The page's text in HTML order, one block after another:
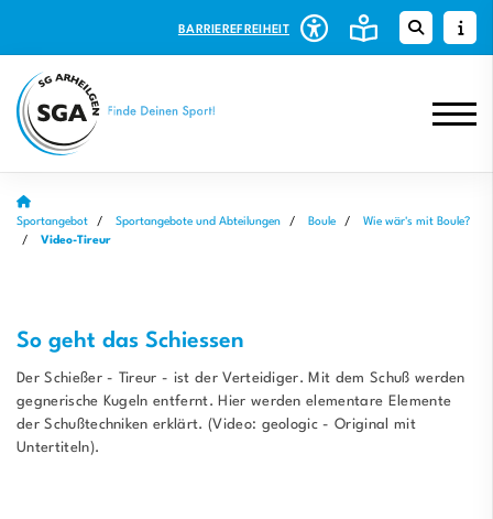
BARRIEREFREIHEIT
Sportangebot Sportangebote und Abteilungen Boule
Wie wär's mit Boule?
Video-Tireur
So geht das Schiessen
Der Schießer - Tireur - ist der Verteidiger. Mit dem Schuß werden
gegnerische Kugeln entfernt. Hier werden elementare Elemente
der Schußtechniken erklärt. (Video: geologic - Original mit
Untertiteln).